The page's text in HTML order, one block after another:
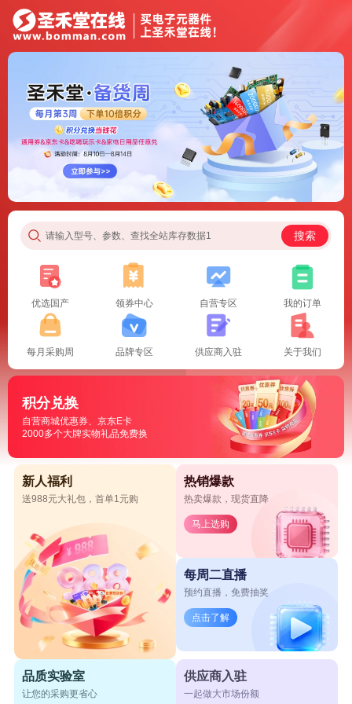
请输入型号、参数、查找全站库存数据1 搜索
优选国产 领券中心 自营专区 我的订单
每月采购周 品牌专区 供应商入驻 关于我们
积分兑换
自营商城优惠券、京东E卡
2000多个大牌实物礼品免费换
新人福利
送988元大礼包，首单1元购
热销爆款
热卖爆款，现货直降
马上选购
每周二直播
预约直播，免费抽奖
点击了解
品质实验室
让您的采购更省心
供应商入驻
一起做大市场份额